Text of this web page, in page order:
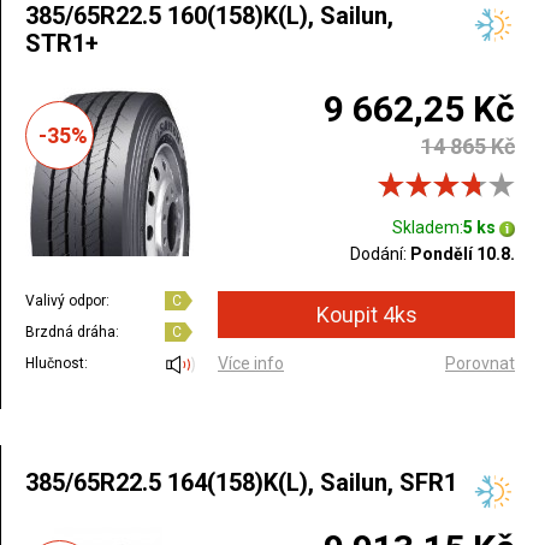
385/65R22.5 160(158)K(L), Sailun,
STR1+
-35%
9 662,25 Kč
14 865 Kč
Skladem:5 ks
Dodání: Pondělí 10.8.
Valivý odpor:
C
Brzdná dráha:
C
Hlučnost:
Více info Porovnat
385/65R22.5 164(158)K(L), Sailun, SFR1